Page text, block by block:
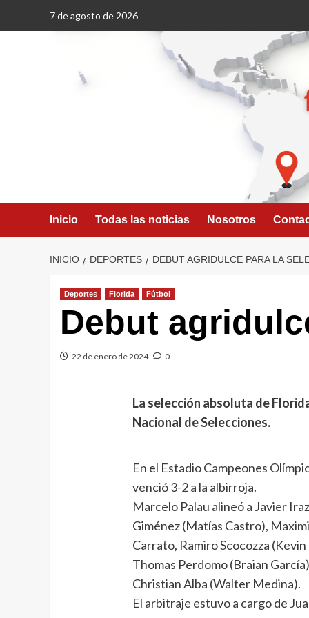
7 de agosto de 2026
Inicio Todas las noticias Nosotros
INICIO DEPORTES DEBUT AGRIDULCE PARA LA
Deportes Florida Fútbol
Debut
22 de enero de 2024 0
La selección absoluta de
Nacional de Selecciones.
En el Estadio Campeones
venció 3-2 a la albirroja.
Marcelo Palau alineó a Javier
Giménez (Matías Castro),
Carrato, Ramiro Scocozza
Thomas Perdomo (Braian
Christian Alba (Walter Medina).
El arbitraje estuvo a cargo de